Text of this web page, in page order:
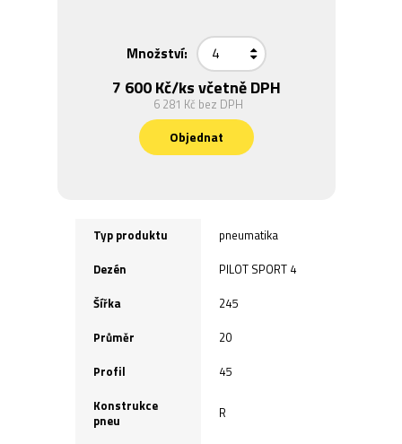
Množství:
7 600 Kč/ks včetně DPH
6 281 Kč bez DPH
Objednat
Typ produktu
pneumatika
Dezén
PILOT SPORT 4
Šířka
245
Průměr
20
Profil
45
Konstrukce
pneu
R